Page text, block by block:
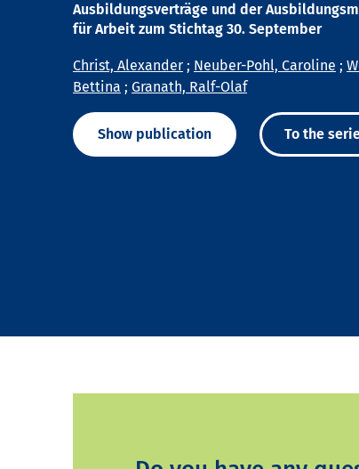
Ausbildungsverträge und der
für Arbeit zum Stichtag 30. September
Christ, Alexander ; Neuber-Pohl, Caroline ;
Bettina ; Granath, Ralf-Olaf
Show publication To the